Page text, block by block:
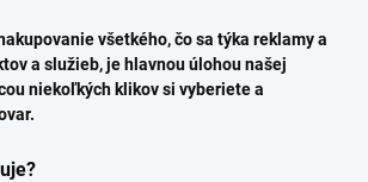
všetkého, čo sa týka reklamy a
a služieb, je hlavnou úlohou našej
niekoľkých klikov si vyberiete a